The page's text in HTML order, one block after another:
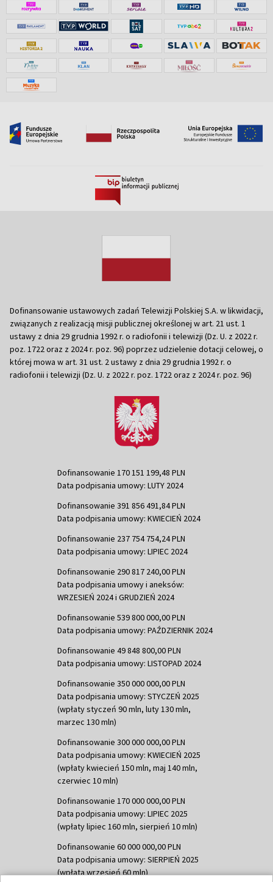
Dofinansowanie ustawowych zadań Telewizji Polskiej S.A. w likwidacji,
związanych z realizacją misji publicznej określonej w art. 21 ust. 1
ustawy z dnia 29 grudnia 1992 r. o radiofonii i telewizji (Dz. U. z 2022 r.
poz. 1722 oraz z 2024 r. poz. 96) poprzez udzielenie dotacji celowej, o
której mowa w art. 31 ust. 2 ustawy z dnia 29 grudnia 1992 r. o
radiofonii i telewizji (Dz. U. z 2022 r. poz. 1722 oraz z 2024 r. poz. 96)
Dofinansowanie 170 151 199,48 PLN
Data podpisania umowy: LUTY 2024
Dofinansowanie 391 856 491,84 PLN
Data podpisania umowy: KWIECIEŃ 2024
Dofinansowanie 237 754 754,24 PLN
Data podpisania umowy: LIPIEC 2024
Dofinansowanie 290 817 240,00 PLN
Data podpisania umowy i aneksów:
WRZESIEŃ 2024 i GRUDZIEŃ 2024
Dofinansowanie 539 800 000,00 PLN
Data podpisania umowy: PAŹDZIERNIK 2024
Dofinansowanie 49 848 800,00 PLN
Data podpisania umowy: LISTOPAD 2024
Dofinansowanie 350 000 000,00 PLN
Data podpisania umowy: STYCZEŃ 2025
(wpłaty styczeń 90 mln, luty 130 mln,
marzec 130 mln)
Dofinansowanie 300 000 000,00 PLN
Data podpisania umowy: KWIECIEŃ 2025
(wpłaty kwiecień 150 mln, maj 140 mln,
czerwiec 10 mln)
Dofinansowanie 170 000 000,00 PLN
Data podpisania umowy: LIPIEC 2025
(wpłaty lipiec 160 mln, sierpień 10 mln)
Dofinansowanie 60 000 000,00 PLN
Data podpisania umowy: SIERPIEŃ 2025
(wpłata wrzesień 60 mln)